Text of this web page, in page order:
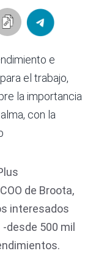
e
el trabajo,
la importancia
con la
de Broota,
interesados
desde 500 mil